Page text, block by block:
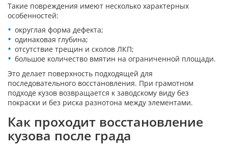
Такие повреждения имеют несколько характерных
особенностей:
округлая форма дефекта;
одинаковая глубина;
отсутствие трещин и сколов ЛКП;
большое количество вмятин на ограниченной площади.
Это делает поверхность подходящей для
последовательного восстановления. При грамотном
подходе кузов возвращается к заводскому виду без
покраски и без риска разнотона между элементами.
Как проходит восстановление
кузова после града